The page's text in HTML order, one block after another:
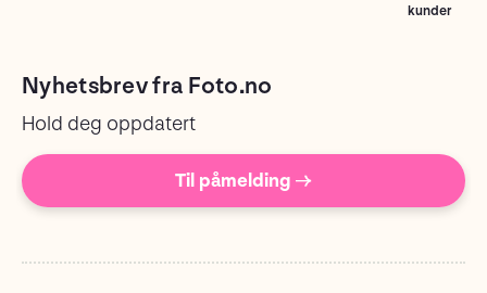
kunder
Nyhetsbrev fra Foto.no
Hold deg oppdatert
Til påmelding →